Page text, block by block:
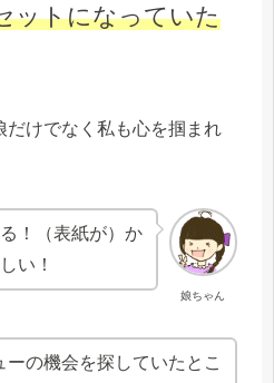
ットになっていた
だけでなく私も心を掴まれ
娘ちゃん
！（表紙が）か
い！
ーの機会を探していたとこ